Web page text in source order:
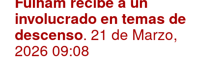
involucrado en temas de
descenso. 21 de Marzo,
2026 09:08